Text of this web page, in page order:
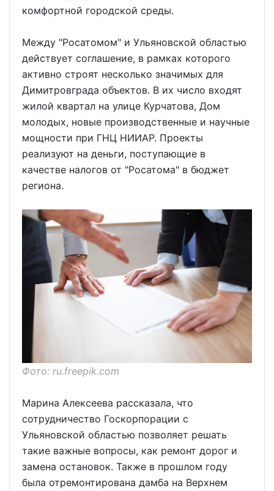
комфортной городской среды.
Между "Росатомом" и Ульяновской областью
действует соглашение, в рамках которого
активно строят несколько значимых для
Димитровграда объектов. В их число входят
жилой квартал на улице Курчатова, Дом
молодых, новые производственные и научные
мощности при ГНЦ НИИАР. Проекты
реализуют на деньги, поступающие в
качестве налогов от "Росатома" в бюджет
региона.
Фото: ru.freepik.com
Марина Алексеева рассказала, что
сотрудничество Госкорпорации с
Ульяновской областью позволяет решать
такие важные вопросы, как ремонт дорог и
замена остановок. Также в прошлом году
была отремонтирована дамба на Верхнем